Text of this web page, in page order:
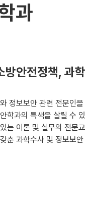
과
방안전정책, 과학
정보보안 관련 전문인을
학과의 특색을 살릴 수 있
는 이론 및 실무의 전문교
춘 과학수사 및 정보보안